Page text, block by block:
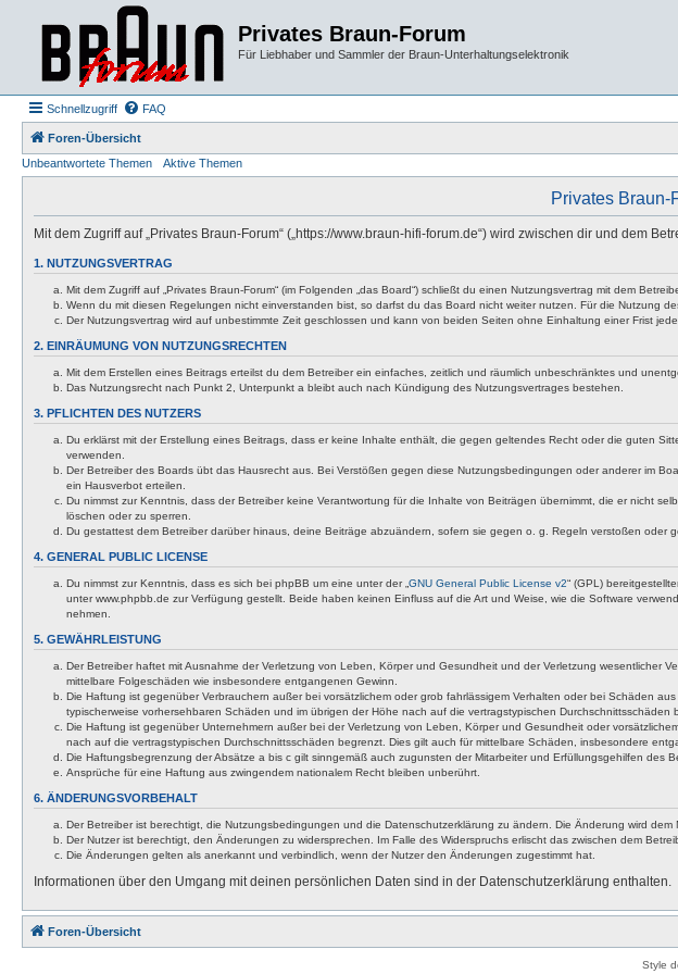
Privates Braun-Forum
Für Liebhaber und Sammler der Braun-Unterhaltungselektronik
Schnellzugriff FAQ
Foren-Übersicht
Unbeantwortete Themen
Aktive Themen
Privates Braun-
Mit dem Zugriff auf „Privates Braun-Forum“ („https://www.braun-hifi-forum.de“) wird zwischen dir und dem
1. NUTZUNGSVERTRAG
Mit dem Zugriff auf „Privates Braun-Forum“ (im Folgenden „das Board“) schließt du einen Nutzungsvertrag mit dem
Wenn du mit diesen Regelungen nicht einverstanden bist, so darfst du das Board nicht weiter nutzen. Für die Nutzung
Der Nutzungsvertrag wird auf unbestimmte Zeit geschlossen und kann von beiden Seiten ohne Einhaltung einer Frist
2. EINRÄUMUNG VON NUTZUNGSRECHTEN
Mit dem Erstellen eines Beitrags erteilst du dem Betreiber ein einfaches, zeitlich und räumlich unbeschränktes und
Das Nutzungsrecht nach Punkt 2, Unterpunkt a bleibt auch nach Kündigung des Nutzungsvertrages bestehen.
3. PFLICHTEN DES NUTZERS
Du erklärst mit der Erstellung eines Beitrags, dass er keine Inhalte enthält, die gegen geltendes Recht oder die guten
verwenden.
Der Betreiber des Boards übt das Hausrecht aus. Bei Verstößen gegen diese Nutzungsbedingungen oder anderer im
ein Hausverbot erteilen.
Du nimmst zur Kenntnis, dass der Betreiber keine Verantwortung für die Inhalte von Beiträgen übernimmt, die er nicht
löschen oder zu sperren.
Du gestattest dem Betreiber darüber hinaus, deine Beiträge abzuändern, sofern sie gegen o. g. Regeln verstoßen oder
4. GENERAL PUBLIC LICENSE
Du nimmst zur Kenntnis, dass es sich bei phpBB um eine unter der „ GNU General Public License v2“ (GPL)
unter www.phpbb.de zur Verfügung gestellt. Beide haben keinen Einfluss auf die Art und Weise, wie die Software
nehmen.
5. GEWÄHRLEISTUNG
Der Betreiber haftet mit Ausnahme der Verletzung von Leben, Körper und Gesundheit und der Verletzung wesentlicher
mittelbare Folgeschäden wie insbesondere entgangenen Gewinn.
Die Haftung ist gegenüber Verbrauchern außer bei vorsätzlichem oder grob fahrlässigem Verhalten oder bei Schäden
typischerweise vorhersehbaren Schäden und im übrigen der Höhe nach auf die vertragstypischen
Die Haftung ist gegenüber Unternehmern außer bei der Verletzung von Leben, Körper und Gesundheit oder
nach auf die vertragstypischen Durchschnittsschäden begrenzt. Dies gilt auch für mittelbare Schäden, insbesondere
Die Haftungsbegrenzung der Absätze a bis c gilt sinngemäß auch zugunsten der Mitarbeiter und Erfüllungsgehilfen des
Ansprüche für eine Haftung aus zwingendem nationalem Recht bleiben unberührt.
6. ÄNDERUNGSVORBEHALT
Der Betreiber ist berechtigt, die Nutzungsbedingungen und die Datenschutzerklärung zu ändern. Die Änderung wird dem
Der Nutzer ist berechtigt, den Änderungen zu widersprechen. Im Falle des Widerspruchs erlischt das zwischen dem
Die Änderungen gelten als anerkannt und verbindlich, wenn der Nutzer den Änderungen zugestimmt hat.
Informationen über den Umgang mit deinen persönlichen Daten sind in der Datenschutzerklärung enthalten.
Foren-Übersicht
Style